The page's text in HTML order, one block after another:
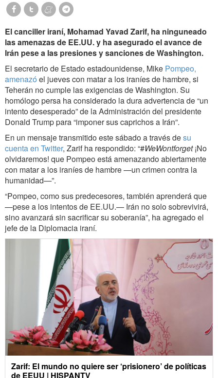
El canciller iraní, Mohamad Yavad Zarif, ha ninguneado
las amenazas de EE.UU. y ha asegurado el avance de
Irán pese a las presiones y sanciones de Washington.
El secretario de Estado estadounidense, Mike Pompeo,
amenazó el jueves con matar a los iraníes de hambre, si
Teherán no cumple las exigencias de Washington. Su
homólogo persa ha considerado la dura advertencia de “un
intento desesperado” de la Administración del presidente
Donald Trump para “imponer sus caprichos a Irán”.
En un mensaje transmitido este sábado a través desu
cuenta en Twitter, Zarif ha respondido: “#WeWontforget¡No
olvidaremos! que Pompeo está amenazando abiertamente
con matar a los iraníes de hambre —un crimen contra la
humanidad—”.
“Pompeo, como sus predecesores, también aprenderá que
—pese a los intentos de EE.UU.— Irán no solo sobrevivirá,
sino avanzará sin sacrificar su soberanía”, ha agregado el
jefe de la Diplomacia iraní.
Zarif: El mundo no quiere ser ‘prisionero’ de políticas
de EEUU | HISPANTV